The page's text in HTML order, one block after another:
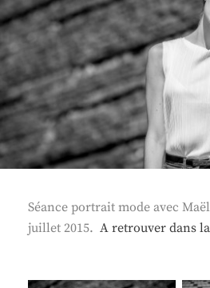
Séance portrait mode avec
juillet 2015. A retrouver dans